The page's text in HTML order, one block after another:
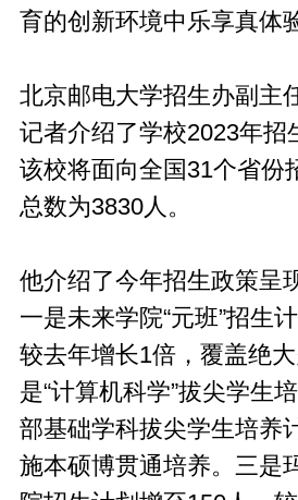
育的创新环境中乐享真体
北京邮电大学招生办副主
记者介绍了学校2023年招
该校将面向全国31个省份
总数为3830人。
他介绍了今年招生政策呈
一是未来学院“元班”招生
较去年增长1倍，覆盖绝
是“计算机科学”拔尖学生
部基础学科拔尖学生培养
施本硕博贯通培养。三是